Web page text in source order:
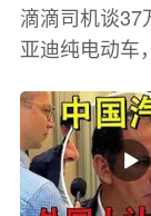
滴滴司机谈37
亚迪纯电动车
有哪些？